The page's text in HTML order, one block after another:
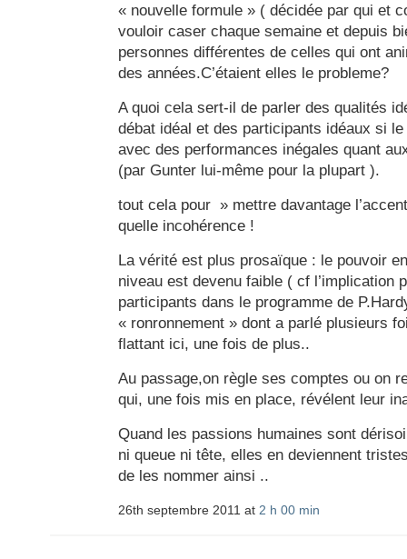
« nouvelle formule » ( décidée par qui et
vouloir caser chaque semaine et depuis
personnes différentes de celles qui ont
des années.C’étaient elles le probleme?
A quoi cela sert-il de parler des qualités
débat idéal et des participants idéaux si
avec des performances inégales quant
(par Gunter lui-même pour la plupart ).
tout cela pour » mettre davantage
quelle incohérence !
La vérité est plus prosaïque : le pouvoir
niveau est devenu faible ( cf l’implication
participants dans le programme de
« ronronnement » dont a parlé plusieurs
flattant ici, une fois de plus..
Au passage,on règle ses comptes ou on
qui, une fois mis en place, révélent leur
Quand les passions humaines sont
ni queue ni tête, elles en deviennent
de les nommer ainsi ..
26th septembre 2011 at 2 h 00 min